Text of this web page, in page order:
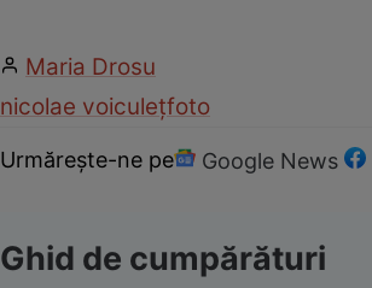
Maria Drosu
nicolae voiculețfoto
Urmărește-ne pe Google News
Ghid de cumpărături